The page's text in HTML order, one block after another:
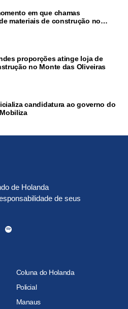
em que chamas
materiais de construção no
proporções atinge loja de
no Monte das Oliveiras
candidatura ao governo do
de Holanda
de seus
Coluna do Holanda
Policial
Manaus